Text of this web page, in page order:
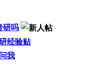
研吗
经验贴
我